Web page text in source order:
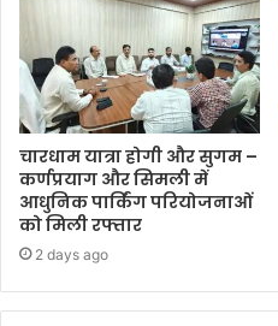
चारधाम यात्रा होगी और सुगम –
कर्णप्रयाग और सिमली में
आधुनिक पार्किंग परियोजनाओं
को मिली रफ्तार
2 days ago